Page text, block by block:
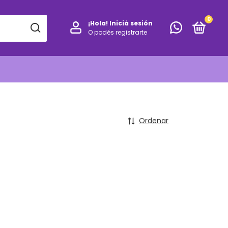
¡Hola! Iniciá sesión
O podés registrarte
0
Ordenar